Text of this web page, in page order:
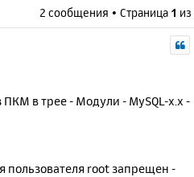
2 сообщения • Страница 1 из
ПКМ в трее - Модули - MySQL-x.x -
пользователя root запрещен -